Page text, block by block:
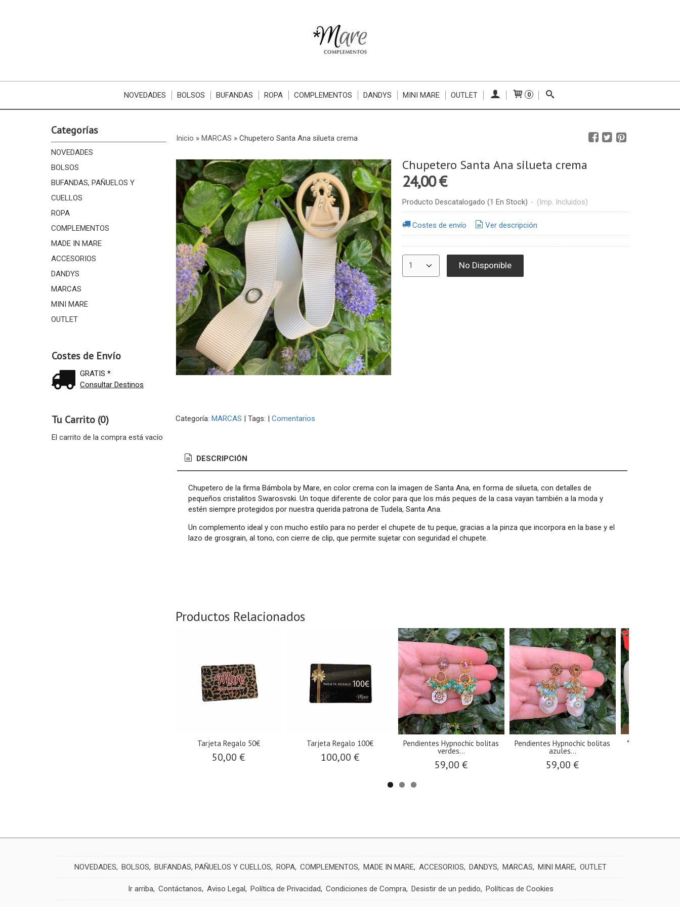
NOVEDADES BOLSOS BUFANDAS ROPA COMPLEMENTOS DANDYS MINI MARE OUTLET 0
Categorías
NOVEDADES
BOLSOS
BUFANDAS, PAÑUELOS Y
CUELLOS
ROPA
COMPLEMENTOS
MADE IN MARE
ACCESORIOS
DANDYS
MARCAS
MINI MARE
OUTLET
Costes de Envío
GRATIS *
Consultar Destinos
Tu Carrito (0)
El carrito de la compra está vacío
Inicio » MARCAS » Chupetero Santa Ana silueta crema
Chupetero Santa Ana silueta crema
24,00 €
Producto Descatalogado (1 En Stock) - (Imp. Incluidos)
Costes de envío Ver descripción
No Disponible
Categoría: MARCAS | Tags: | Comentarios
DESCRIPCIÓN
Chupetero de la firma Bámbola by Mare, en color crema con la imagen de Santa Ana, en forma de silueta, con detalles de
pequeños cristalitos Swarosvski. Un toque diferente de color para que los más peques de la casa vayan también a la moda y
estén siempre protegidos por nuestra querida patrona de Tudela, Santa Ana.
Un complemento ideal y con mucho estilo para no perder el chupete de tu peque, gracias a la pinza que incorpora en la base y el
lazo de grosgrain, al tono, con cierre de clip, que permite sujetar con seguridad el chupete.
Productos Relacionados
Tarjeta Regalo 50€
50,00 €
Tarjeta Regalo 100€
100,00 €
Pendientes Hypnochic bolitas
verdes...
59,00 €
Pendientes Hypnochic bolitas
azules...
59,00 €
*PREVENTA
NOVEDADES BOLSOS BUFANDAS, PAÑUELOS Y CUELLOS ROPA COMPLEMENTOS MADE IN MARE ACCESORIOS DANDYS MARCAS MINI MARE OUTLET
Ir arriba Contáctanos Aviso Legal Política de Privacidad Condiciones de Compra Desistir de un pedido Políticas de Cookies